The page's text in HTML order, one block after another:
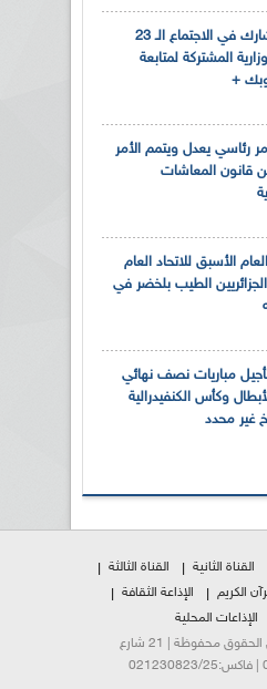
عطار يشارك في الاجتماع الـ 23
المشتركة لمتابعة
+
رئاسي يعدل ويتمم الأمر
قانون المعاشات
الأسبق للاتحاد العام
الطيب بلخضر في
مباريات نصف نهائي
وكأس الكنفيدرالية
غير محدد
القناة الثانية
القناة الثالثة
الكريم
الإذاعة الثقافة
الإذاعات المحلية
© 2026 الإذاعة الجزائرية. كل الحقوق محفوظة | 21 شارع